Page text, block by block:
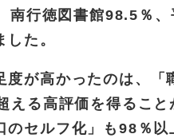
南行徳図書館98.5％
た。
度が高かったのは、
える高評価を得るこ
のセルフ化」も98％